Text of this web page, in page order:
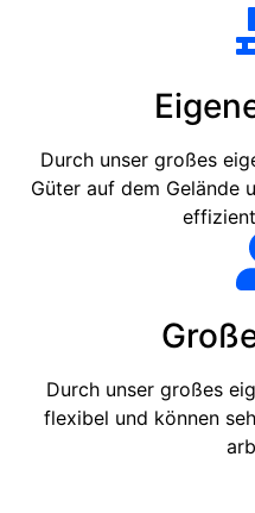
Durch unser großes
Güter auf dem Gelände
Durch unser großes
flexibel und können